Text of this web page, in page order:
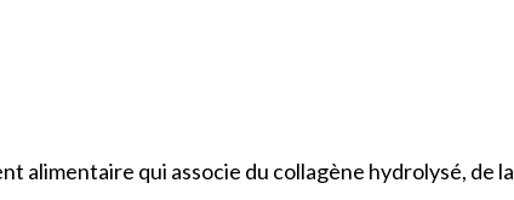
alimentaire qui associe du collagène hydrolysé, de la